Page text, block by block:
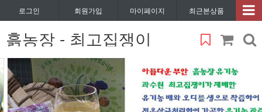
로그인 회원가입 마이페이지 최근본상품
흙농장 - 최고집쟁이